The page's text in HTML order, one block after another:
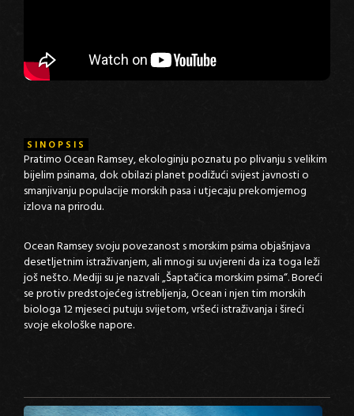
SINOPSIS
Pratimo Ocean Ramsey, ekologinju poznatu po plivanju s velikim
bijelim psinama, dok obilazi planet podižući svijest javnosti o
smanjivanju populacije morskih pasa i utjecaju prekomjernog
izlova na prirodu.
Ocean Ramsey svoju povezanost s morskim psima objašnjava
desetljetnim istraživanjem, ali mnogi su uvjereni da iza toga leži
još nešto. Mediji su je nazvali „Šaptačica morskim psima“. Boreći
se protiv predstojećeg istrebljenja, Ocean i njen tim morskih
biologa 12 mjeseci putuju svijetom, vršeći istraživanja i šireći
svoje ekološke napore.